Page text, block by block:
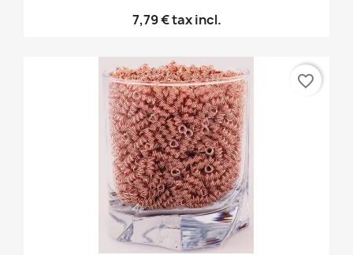
7,79 €tax incl.
favorite_border